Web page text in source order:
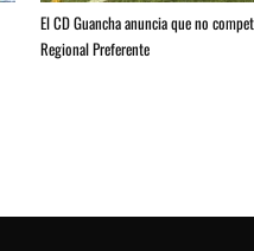
El CD Guancha anuncia que no
Regional Preferente